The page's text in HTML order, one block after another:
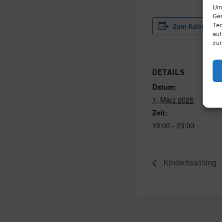
Zum Kalender
DETAILS
Datum:
1. März 2025
Zeit:
19:00 - 23:00
Kinderfasching